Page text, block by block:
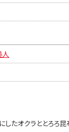
人
たオクラととろろ昆